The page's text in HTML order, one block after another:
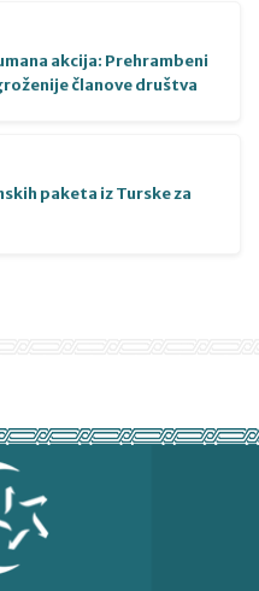
akcija: Prehrambeni
članove društva
paketa iz Turske za